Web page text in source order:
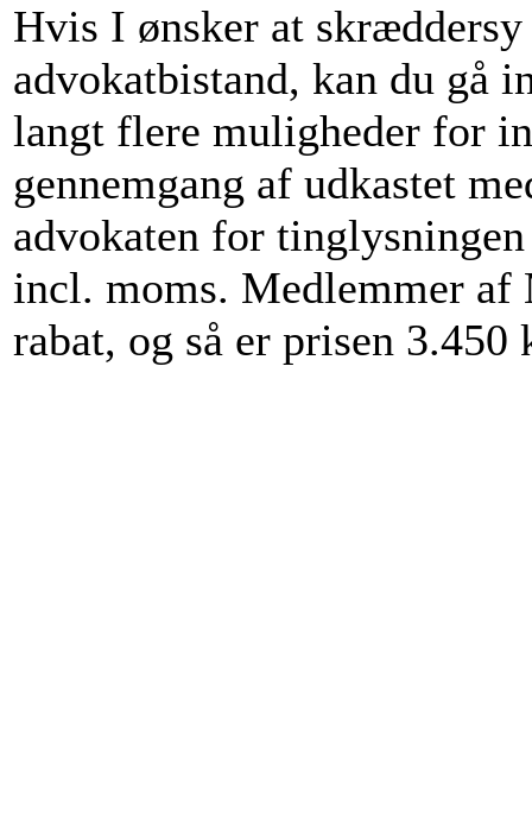
Hvis I ønsker at
advokatbistand, kan du gå
langt flere muligheder for
gennemgang af udkastet
advokaten for
incl. moms. Medlemmer
rabat, og så er prisen 3.450